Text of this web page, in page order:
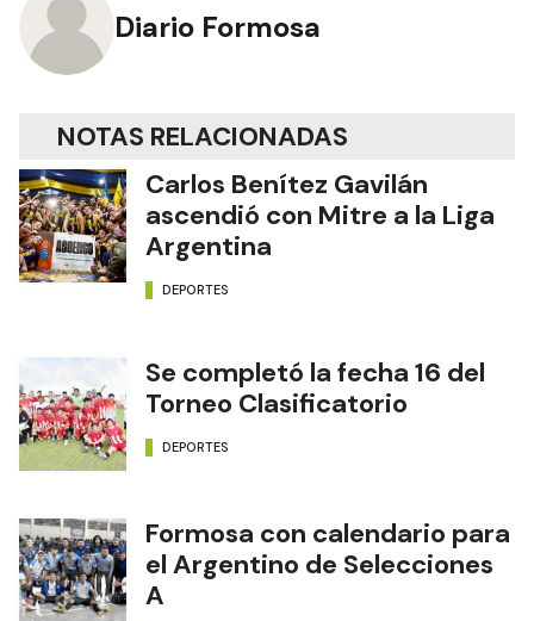
Diario Formosa
NOTAS RELACIONADAS
Carlos Benítez Gavilán
ascendió con Mitre a la Liga
Argentina
DEPORTES
Se completó la fecha 16 del
Torneo Clasificatorio
DEPORTES
Formosa con calendario para
el Argentino de Selecciones
A